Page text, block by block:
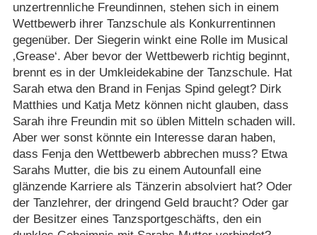
unzertrennliche Freundinnen, stehen sich in einem
Wettbewerb ihrer Tanzschule als Konkurrentinnen
gegenüber. Der Siegerin winkt eine Rolle im Musical
‚Grease‘. Aber bevor der Wettbewerb richtig beginnt,
brennt es in der Umkleidekabine der Tanzschule. Hat
Sarah etwa den Brand in Fenjas Spind gelegt? Dirk
Matthies und Katja Metz können nicht glauben, dass
Sarah ihre Freundin mit so üblen Mitteln schaden will.
Aber wer sonst könnte ein Interesse daran haben,
dass Fenja den Wettbewerb abbrechen muss? Etwa
Sarahs Mutter, die bis zu einem Autounfall eine
glänzende Karriere als Tänzerin absolviert hat? Oder
der Tanzlehrer, der dringend Geld braucht? Oder gar
der Besitzer eines Tanzsportgeschäfts, den ein